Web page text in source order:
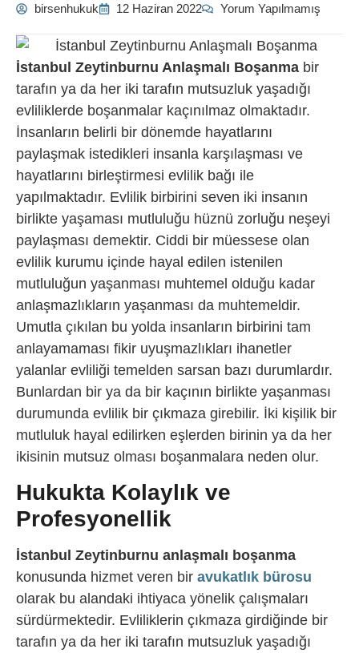
birsenhukuk 12 Haziran 2022 Yorum Yapılmamış
İstanbul Zeytinburnu Anlaşmalı Boşanma bir
tarafın ya da her iki tarafın mutsuzluk yaşadığı
evliliklerde boşanmalar kaçınılmaz olmaktadır.
İnsanların belirli bir dönemde hayatlarını
paylaşmak istedikleri insanla karşılaşması ve
hayatlarını birleştirmesi evlilik bağı ile
yapılmaktadır. Evlilik birbirini seven iki insanın
birlikte yaşaması mutluluğu hüznü zorluğu neşeyi
paylaşması demektir. Ciddi bir müessese olan
evlilik kurumu içinde hayal edilen istenilen
mutluluğun yaşanması muhtemel olduğu kadar
anlaşmazlıkların yaşanması da muhtemeldir.
Umutla çıkılan bu yolda insanların birbirini tam
anlayamaması fikir uyuşmazlıkları ihanetler
yalanlar evliliği temelden sarsan bazı durumlardır.
Bunlardan bir ya da bir kaçının birlikte yaşanması
durumunda evlilik bir çıkmaza girebilir. İki kişilik bir
mutluluk hayal edilirken eşlerden birinin ya da her
ikisinin mutsuz olması boşanmalara neden olur.
Hukukta Kolaylık ve
Profesyonellik
İstanbul Zeytinburnu anlaşmalı boşanma
konusunda hizmet veren bir avukatlık bürosu
olarak bu alandaki ihtiyaca yönelik çalışmaları
sürdürmektedir. Evliliklerin çıkmaza girdiğinde bir
tarafın ya da her iki tarafın mutsuzluk yaşadığı